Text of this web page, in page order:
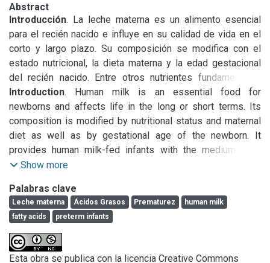
Abstract
Introducción. La leche materna es un alimento esencial
para el recién nacido e influye en su calidad de vida en el
corto y largo plazo. Su composición se modifica con el
estado nutricional, la dieta materna y la edad gestacional
del recién nacido. Entre otros nutrientes fundamentales
provee a los lactantes de ácidos grasos de cadena media
de fácil utilización, y de ácidos grasos esenciales y sus
derivados metabólicos, en especial ácidos araquidónico y
docosahexaenoico, que han sido involucrados en la
Objetivos. Dada la escasez de datos locales se consideró
de la leche de madres de recién nacidos de pretérmino y
de término en mujeres del área urbana de la Provincia de
Material y métodos
Banco de Leche Materna H.I.G.A San Martín. Se extrajeron
Introduction. Human milk is an essential food for
newborns and affects life in the long or short terms. Its
composition is modified by nutritional status and maternal
diet as well as by gestational age of the newborn. It
provides human milk-fed infants with the medium-chain
fatty acids which are a source of energy, and essential fatty
Objectives. Due to the fact that there is little local data
concerning the fatty acid composition in human milk of pre-
term and full-term newborns, the present study was carried
out in women living in the urban area of the Buenos Aires
Show more
Palabras clave
Leche materna Ácidos Grasos Prematurez
human milk
fatty acids
preterm infants
Esta obra se publica con la licencia Creative Commons